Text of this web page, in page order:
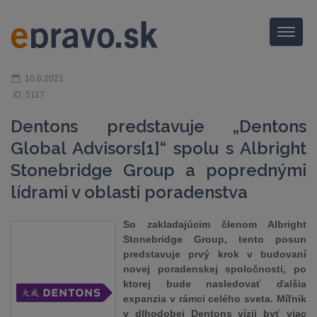
Menu
10.6.2021
ID: 5117
Dentons predstavuje „Dentons
Global Advisors[1]“ spolu s Albright
Stonebridge Group a poprednými
lídrami v oblasti poradenstva
So zakladajúcim členom Albright
Stonebridge Group, tento posun
predstavuje prvý krok v budovaní
novej poradenskej spoločnosti, po
ktorej bude nasledovať ďalšia
expanzia v rámci celého sveta. Míľnik
v dlhodobej Dentons vízii byť viac